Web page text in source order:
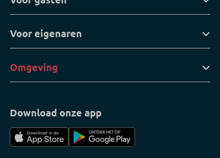
Voor eigenaren
Omgeving
Download onze app